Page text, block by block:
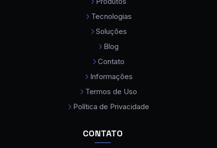
Compressor de Ar Parafuso
Consumíveis para Máquina a Laser
Tecnologias
Soluções
Blog
Contato
Informações
Termos de Uso
Política de Privacidade
CONTATO